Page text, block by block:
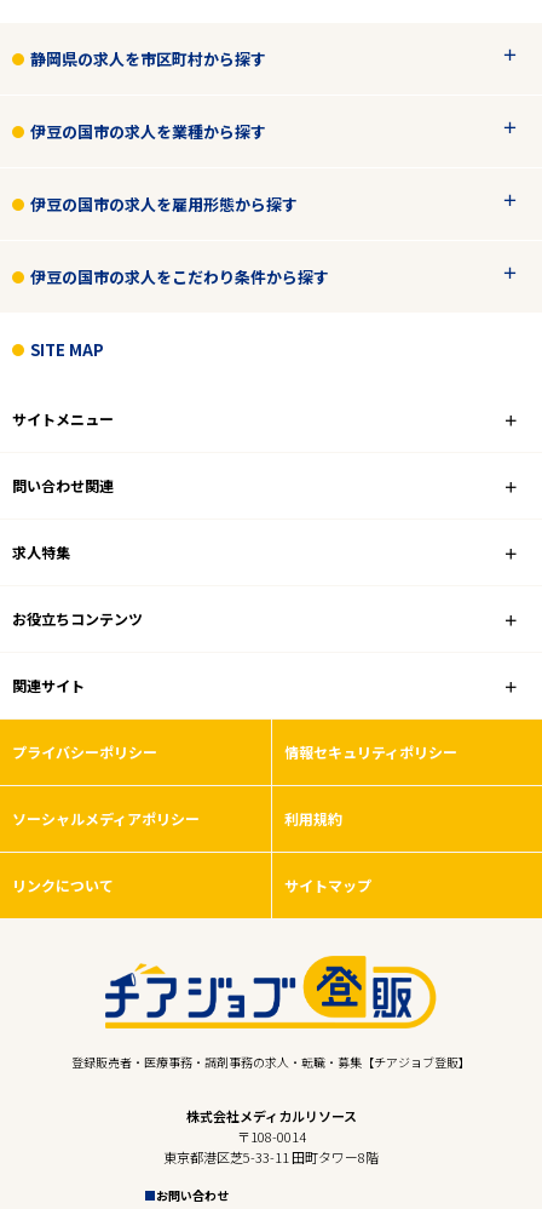
静岡県の求人を市区町村から探す
伊豆の国市の求人を業種から探す
伊豆の国市の求人を雇用形態から探す
伊豆の国市の求人をこだわり条件から探す
SITE MAP
サイトメニュー
問い合わせ関連
求人特集
お役立ちコンテンツ
関連サイト
プライバシーポリシー 情報セキュリティポリシー
ソーシャルメディアポリシー 利用規約
リンクについて サイトマップ
登録販売者・医療事務・調剤事務の求人・転職・募集【チアジョブ登販】
株式会社メディカルリソース
〒108-0014
東京都港区芝5-33-11 田町タワー8階
お問い合わせ